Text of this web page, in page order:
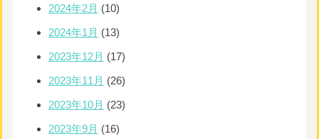
2024年2月 (10)
2024年1月 (13)
2023年12月 (17)
2023年11月 (26)
2023年10月 (23)
2023年9月 (16)